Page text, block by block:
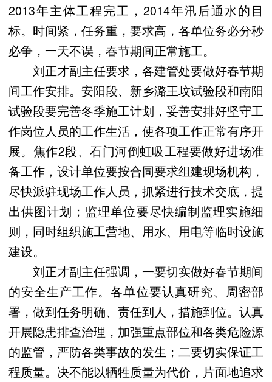
2013年主体工程完工，2014年汛后通水的目
标。时间紧，任务重，要求高，各单位务必分秒
必争，一天不误，春节期间正常施工。
刘正才副主任要求，各建管处要做好春节期
间工作安排。安阳段、新乡潞王坟试验段和南阳
试验段要完善冬季施工计划，妥善安排好坚守工
作岗位人员的工作生活，使各项工作正常有序开
展。焦作2段、石门河倒虹吸工程要做好进场准
备工作，设计单位要按合同要求组建现场机构，
尽快派驻现场工作人员，抓紧进行技术交底，提
出供图计划；监理单位要尽快编制监理实施细
则，同时组织施工营地、用水、用电等临时设施
建设。
刘正才副主任强调，一要切实做好春节期间
的安全生产工作。各单位要认真研究、周密部
署，做到任务明确、责任到人，措施到位。认真
开展隐患排查治理，加强重点部位和各类危险源
的监管，严防各类事故的发生；二要切实保证工
程质量。决不能以牺牲质量为代价，片面地追求